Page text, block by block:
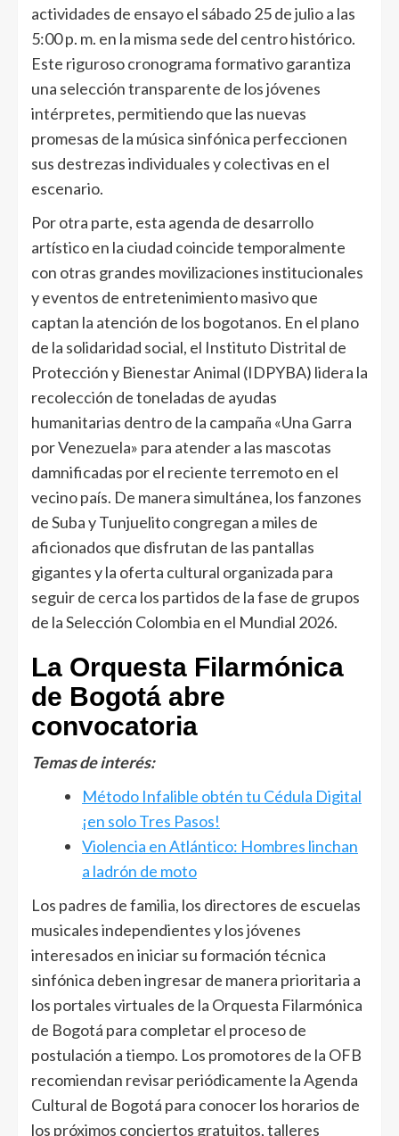
actividades de ensayo el sábado 25 de julio a las
5:00 p. m. en la misma sede del centro histórico.
Este riguroso cronograma formativo garantiza
una selección transparente de los jóvenes
intérpretes, permitiendo que las nuevas
promesas de la música sinfónica perfeccionen
sus destrezas individuales y colectivas en el
escenario.
Por otra parte, esta agenda de desarrollo
artístico en la ciudad coincide temporalmente
con otras grandes movilizaciones institucionales
y eventos de entretenimiento masivo que
captan la atención de los bogotanos. En el plano
de la solidaridad social, el Instituto Distrital de
Protección y Bienestar Animal (IDPYBA) lidera la
recolección de toneladas de ayudas
humanitarias dentro de la campaña «Una Garra
por Venezuela» para atender a las mascotas
damnificadas por el reciente terremoto en el
vecino país. De manera simultánea, los fanzones
de Suba y Tunjuelito congregan a miles de
aficionados que disfrutan de las pantallas
gigantes y la oferta cultural organizada para
seguir de cerca los partidos de la fase de grupos
de la Selección Colombia en el Mundial 2026.
La Orquesta Filarmónica
de Bogotá abre
convocatoria
Temas de interés:
Método Infalible obtén tu Cédula Digital
¡en solo Tres Pasos!
Violencia en Atlántico: Hombres linchan
a ladrón de moto
Los padres de familia, los directores de escuelas
musicales independientes y los jóvenes
interesados en iniciar su formación técnica
sinfónica deben ingresar de manera prioritaria a
los portales virtuales de la Orquesta Filarmónica
de Bogotá para completar el proceso de
postulación a tiempo. Los promotores de la OFB
recomiendan revisar periódicamente la Agenda
Cultural de Bogotá para conocer los horarios de
los próximos conciertos gratuitos, talleres